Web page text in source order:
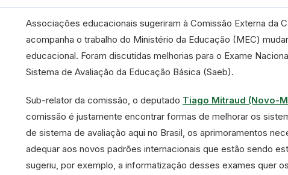
Associações educacionais sugeriram à Comissão Externa da
acompanha o trabalho do Ministério da Educação (MEC)
educacional. Foram discutidas melhorias para o Exame
Sistema de Avaliação da Educação Básica (Saeb).
Sub-relator da comissão, o deputado Tiago Mitraud (Novo-
comissão é justamente encontrar formas de melhorar os
de sistema de avaliação aqui no Brasil, os aprimoramentos
adequar aos novos padrões internacionais que estão sendo
sugeriu, por exemplo, a informatização desses exames quer